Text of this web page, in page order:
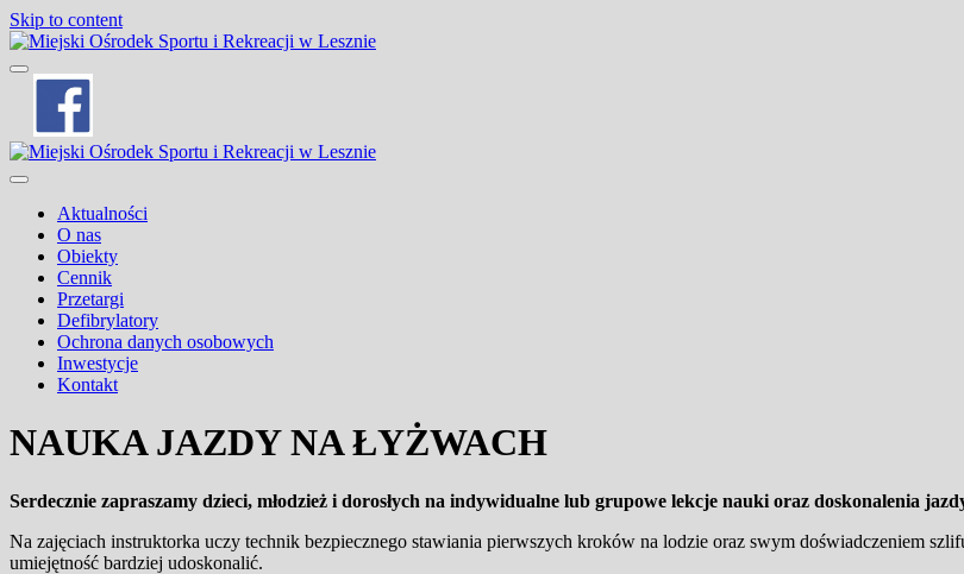
Skip to content
Miejski Ośrodek Sportu i Rekreacji w Lesznie
Aktualności
O nas
Obiekty
Cennik
Przetargi
Defibrylatory
Ochrona danych osobowych
Inwestycje
Kontakt
NAUKA JAZDY NA ŁYŻWACH
Serdecznie zapraszamy dzieci, młodzież i dorosłych na indywidualne lub grupowe lekcje nauki oraz doskonalenia
Na zajęciach instruktorka uczy technik bezpiecznego stawiania pierwszych kroków na lodzie oraz swym doświadczeniem
umiejętność bardziej udoskonalić.